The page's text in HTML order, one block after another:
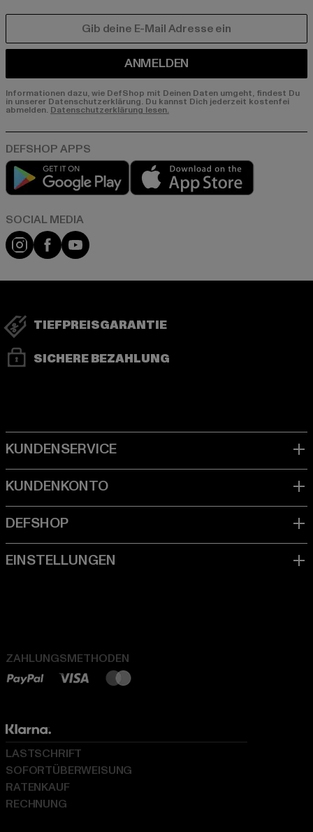
ANMELDEN
Informationen dazu, wie DefShop mit Deinen Daten umgeht, findest Du
in unserer Datenschutzerklärung. Du kannst Dich jederzeit kostenfei
abmelden. Datenschutzerklärung lesen.
Play market
Instagram
FacebookYouTube
TIEFPREISGARANTIE
SICHERE BEZAHLUNG
ZAHLUNGSMETHODEN
LASTSCHRIFT
SOFORTÜBERWEISUNG
RATENKAUF
RECHNUNG